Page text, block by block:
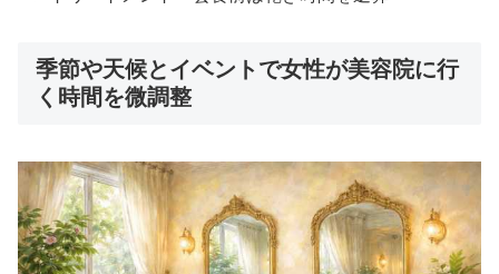
季節や天候とイベントで女性が美容院に行
く時間を微調整